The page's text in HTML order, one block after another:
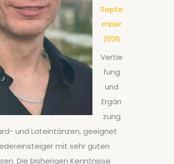
Septe
mber
2026
Vertie
fung
und
Ergän
zung
und Lateintänzen, geeignet
mit sehr guten
Die bisherigen Kenntnisse